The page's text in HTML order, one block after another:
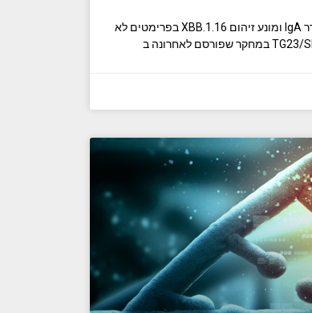
‏לִלמוֹד: חיזוק חיסון האדנוווירוס הרירי מעורר IgA ומונע זיהום XBB.1.16 בפרימטים לא